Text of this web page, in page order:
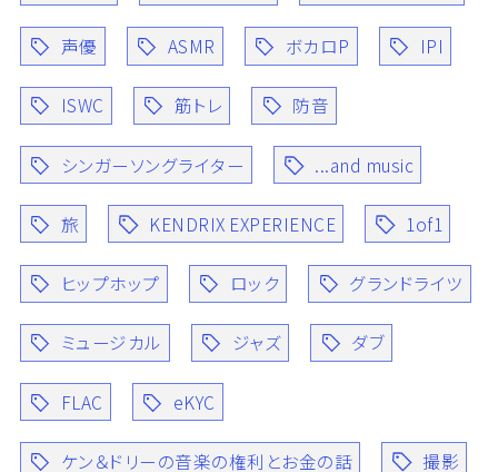
声優 ASMR ボカロP IPI
ISWC 筋トレ 防音
シンガーソングライター ...and music
旅 KENDRIX EXPERIENCE 1of1
ヒップホップ ロック グランドライツ
ミュージカル ジャズ ダブ
FLAC eKYC
ケン＆ドリーの音楽の権利とお金の話 撮影